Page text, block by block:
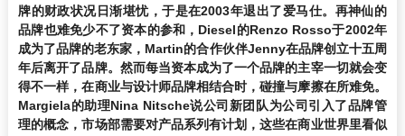
牌的财政状况日渐堪忧，于是在2003年退出了爱马仕。再神仙的
品牌也难免少不了资本的参和，Diesel的Renzo Rosso于2002年
成为了品牌的老东家，Martin的合作伙伴Jenny在品牌创立十五周
年后离开了品牌。然而每当资本成为了一个品牌的主宰一切就会变
得不一样，在商业与设计师品牌相结合时，碰撞与摩擦在所难免。
Margiela的助理Nina Nitsche说公司新团队为公司引入了品牌管
理的概念，市场部需要对产品系列有计划，这些在商业世界里看似